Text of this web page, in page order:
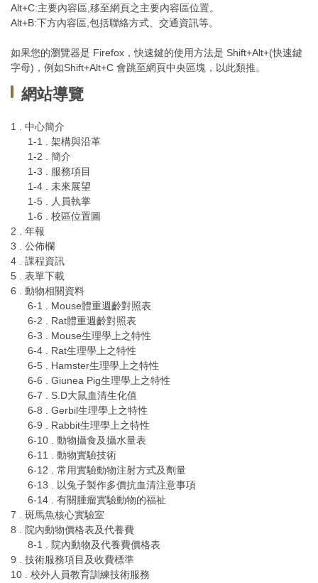
Alt+C:主要內容區,移至網頁之主要內容區位置。
Alt+B:下方內容區,包括聯絡方式、交通資訊等。
如果您的瀏覽器是 Firefox，快速鍵的使用方法是 Shift+Alt+(快速鍵
字母)，例如Shift+Alt+C 會跳至網頁中央區塊，以此類推。
網站導覽
1 . 中心簡介
1-1 . 架構與沿革
1-2 . 簡介
1-3 . 服務項目
1-4 . 未來展望
1-5 . 人員執掌
1-6 . 校區位置圖
2 . 年報
3 . 公佈欄
4 . 課程資訊
5 . 表單下載
6 . 動物相關資料
6-1 . Mouse體重週齡對照表
6-2 . Rat體重週齡對照表
6-3 . Mouse生理學上之特性
6-4 . Rat生理學上之特性
6-5 . Hamster生理學上之特性
6-6 . Giunea Pig生理學上之特性
6-7 . S.D大鼠血清生化值
6-8 . Gerbil生理學上之特性
6-9 . Rabbit生理學上之特性
6-10 . 動物攝食及攝水量表
6-11 . 動物實驗技術
6-12 . 常用實驗動物注射方式及劑量
6-13 . 以兔子製作多價抗血清注意事項
6-14 . 有關腫瘤實驗動物的福祉
7 . 斑馬魚核心實驗室
8 . 院內動物價格表及代養費
8-1 . 院內動物及代養費價格表
9 . 技術服務項目及收費標準
10 . 校外人員教育訓練技術服務